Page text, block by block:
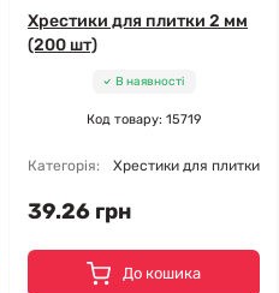
Хрестики для плитки 2 мм
(200 шт)
В наявності
Код товару: 15719
Категорія: Хрестики для плитки
39.26 грн
До кошика